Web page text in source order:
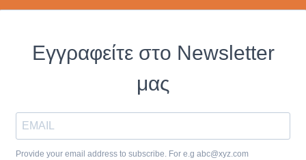
Εγγραφείτε στο Newsletter
μας
Provide your email address to subscribe. For e.g abc@xyz.com